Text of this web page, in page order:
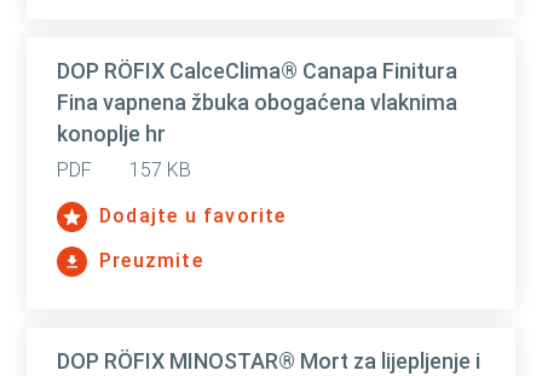
DOP RÖFIX CalceClima® Canapa Finitura
Fina vapnena žbuka obogaćena vlaknima
konoplje hr
PDF
157 KB
Dodajte u favorite
Preuzmite
DOP RÖFIX MINOSTAR® Mort za lijepljenje i